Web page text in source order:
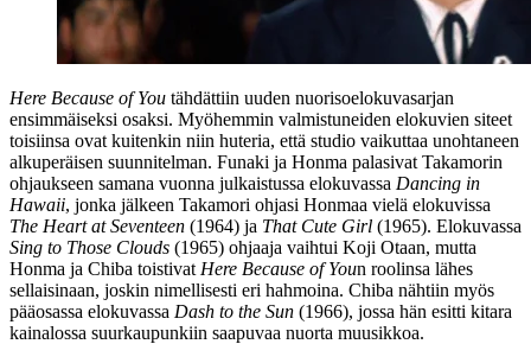
Here Because of You tähdättiin uuden nuorisoelokuvasarjan
ensimmäiseksi osaksi. Myöhemmin valmistuneiden elokuvien siteet
toisiinsa ovat kuitenkin niin huteria, että studio vaikuttaa unohtaneen
alkuperäisen suunnitelman. Funaki ja Honma palasivat Takamorin
ohjaukseen samana vuonna julkaistussa elokuvassa Dancing in
Hawaii, jonka jälkeen Takamori ohjasi Honmaa vielä elokuvissa
The Heart at Seventeen (1964) ja That Cute Girl (1965). Elokuvassa
Sing to Those Clouds (1965) ohjaaja vaihtui Koji Otaan, mutta
Honma ja Chiba toistivat Here Because of Youn roolinsa lähes
sellaisinaan, joskin nimellisesti eri hahmoina. Chiba nähtiin myös
pääosassa elokuvassa Dash to the Sun (1966), jossa hän esitti kitara
kainalossa suurkaupunkiin saapuvaa nuorta muusikkoa.